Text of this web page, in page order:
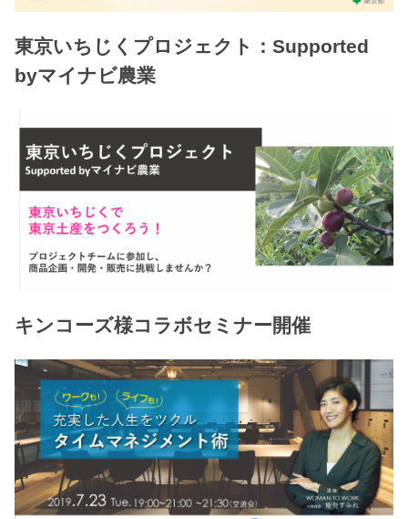
東京いちじくプロジェクト：Supported
byマイナビ農業
キンコーズ様コラボセミナー開催